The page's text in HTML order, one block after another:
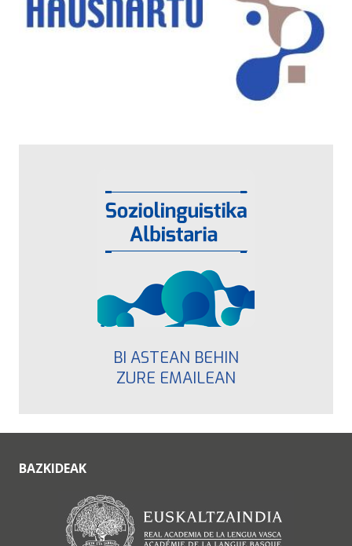
BI ASTEAN BEHIN
ZURE EMAILEAN
BAZKIDEAK